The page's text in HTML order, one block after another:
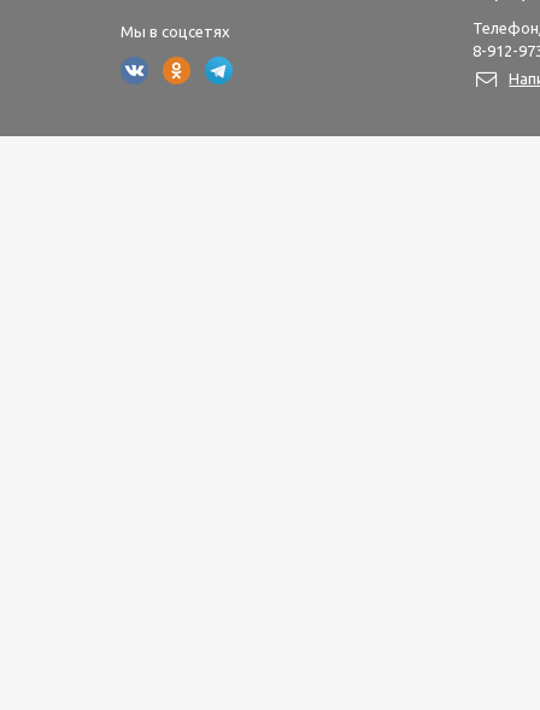
Мы в соцсетях
8-912-